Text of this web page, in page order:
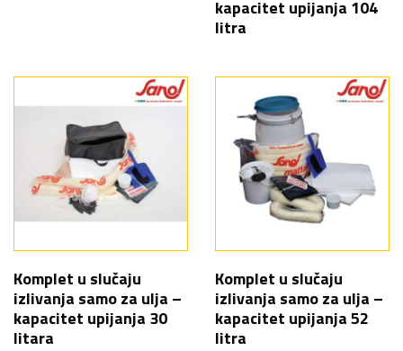
kapacitet upijanja 104
litra
Komplet u slučaju
izlivanja samo za ulja –
kapacitet upijanja 30
litara
Komplet u slučaju
izlivanja samo za ulja –
kapacitet upijanja 52
litra